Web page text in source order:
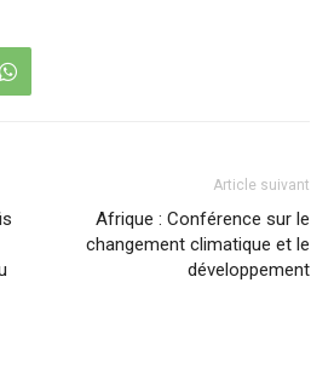
Article suivant
Afrique : Conférence sur le
changement climatique et le
développement